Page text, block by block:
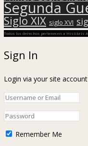
Segunda
Siglo XIX siglo XVI
Todos los derechos pertenecen a Hislibris
Sign In
Login via your site account
Remember Me